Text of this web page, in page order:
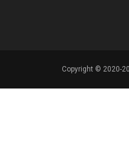
Copyright © 2020-